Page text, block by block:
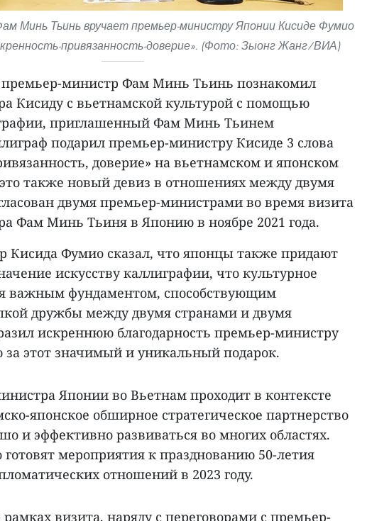
Минь Тьинь вручает премьер-министру Японии Кисиде Фумио
привязанность-доверие». (Фото: Зыонг Жанг/ВИА)
министр Фам Минь Тьинь познакомил
Кисиду с вьетнамской культурой с помощью
приглашенный Фам Минь Тьинем
подарил премьер-министру Кисиде 3 слова
доверие» на вьетнамском и японском
также новый девиз в отношениях между двумя
двумя премьер-министрами во время визита
Фам Минь Тьиня в Японию в ноябре 2021 года.
Кисида Фумио сказал, что японцы также придают
искусству каллиграфии, что культурное
важным фундаментом, способствующим
дружбы между двумя странами и двумя
искреннюю благодарность премьер-министру
этот значимый и уникальный подарок.
Японии во Вьетнам проходит в контексте
японское обширное стратегическое партнерство
и эффективно развиваться во многих областях.
мероприятия к празднованию 50-летия
отношений в 2023 году.
визита, наряду с переговорами с премьер-